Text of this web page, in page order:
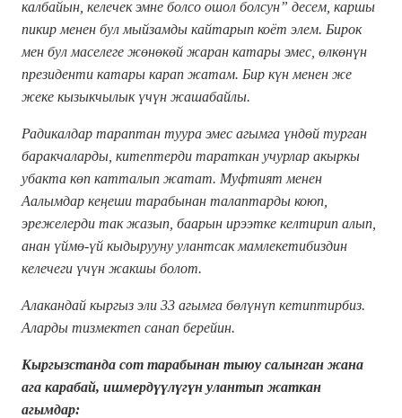
калбайын, келечек эмне болсо ошол болсун” десем, каршы
пикир менен бул мыйзамды кайтарып коёт элем. Бирок
мен бул маселеге жөнөкөй жаран катары эмес, өлкөнүн
президенти катары карап жатам. Бир күн менен же
жеке кызыкчылык үчүн жашабайлы.
Радикалдар тараптан туура эмес агымга үндөй турган
баракчаларды, китептерди тараткан учурлар акыркы
убакта көп катталып жатат. Муфтият менен
Аалымдар кеңеши тарабынан талаптарды коюп,
эрежелерди так жазып, баарын ирээтке келтирип алып,
анан үймө-үй кыдырууну улантсак мамлекетибиздин
келечеги үчүн жакшы болот.
Алакандай кыргыз эли 33 агымга бөлүнүп кетиптирбиз.
Аларды тизмектеп санап берейин.
Кыргызстанда сот тарабынан тыюу салынган жана
ага карабай, ишмердүүлүгүн улантып жаткан
агымдар: